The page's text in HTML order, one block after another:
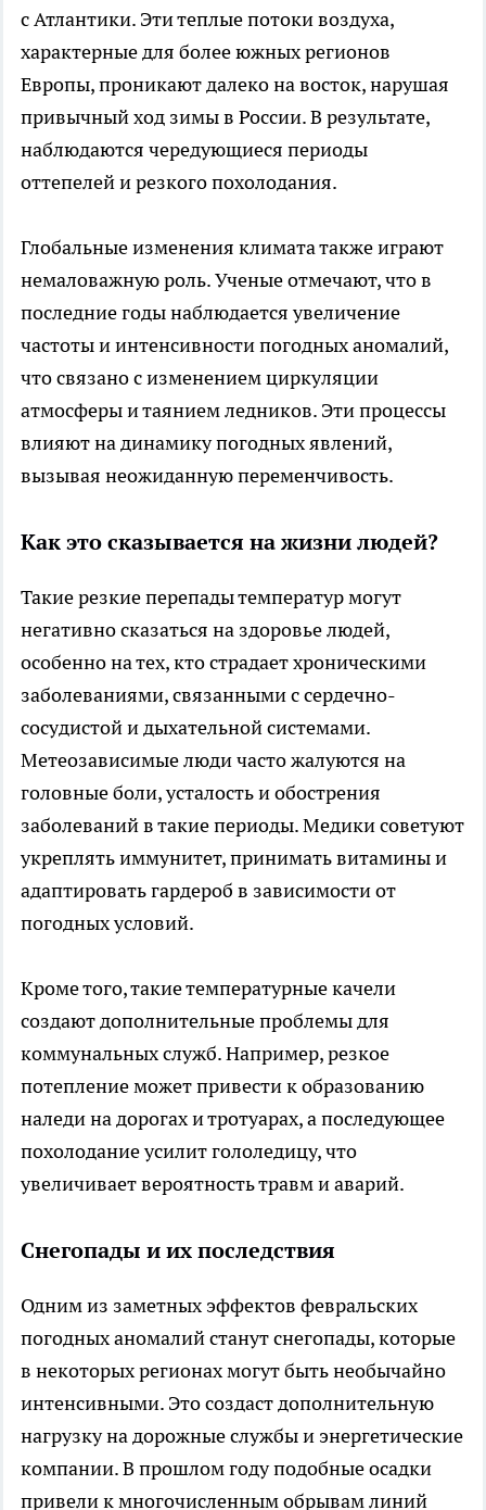
с Атлантики. Эти теплые потоки воздуха,
характерные для более южных регионов
Европы, проникают далеко на восток, нарушая
привычный ход зимы в России. В результате,
наблюдаются чередующиеся периоды
оттепелей и резкого похолодания.
Глобальные изменения климата также играют
немаловажную роль. Ученые отмечают, что в
последние годы наблюдается увеличение
частоты и интенсивности погодных аномалий,
что связано с изменением циркуляции
атмосферы и таянием ледников. Эти процессы
влияют на динамику погодных явлений,
вызывая неожиданную переменчивость.
Как это сказывается на жизни людей?
Такие резкие перепады температур могут
негативно сказаться на здоровье людей,
особенно на тех, кто страдает хроническими
заболеваниями, связанными с сердечно-
сосудистой и дыхательной системами.
Метеозависимые люди часто жалуются на
головные боли, усталость и обострения
заболеваний в такие периоды. Медики советуют
укреплять иммунитет, принимать витамины и
адаптировать гардероб в зависимости от
погодных условий.
Кроме того, такие температурные качели
создают дополнительные проблемы для
коммунальных служб. Например, резкое
потепление может привести к образованию
наледи на дорогах и тротуарах, а последующее
похолодание усилит гололедицу, что
увеличивает вероятность травм и аварий.
Снегопады и их последствия
Одним из заметных эффектов февральских
погодных аномалий станут снегопады, которые
в некоторых регионах могут быть необычайно
интенсивными. Это создаст дополнительную
нагрузку на дорожные службы и энергетические
компании. В прошлом году подобные осадки
привели к многочисленным обрывам линий